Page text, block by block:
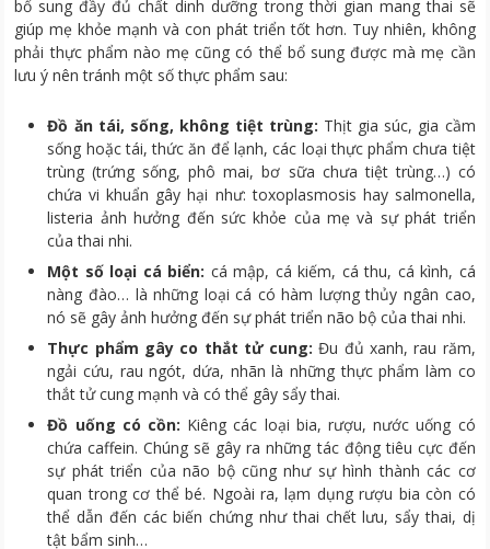
bổ sung đầy đủ chất dinh dưỡng trong thời gian mang thai sẽ
giúp mẹ khỏe mạnh và con phát triển tốt hơn. Tuy nhiên, không
phải thực phẩm nào mẹ cũng có thể bổ sung được mà mẹ cần
lưu ý nên tránh một số thực phẩm sau:
Đồ ăn tái, sống, không tiệt trùng: Thịt gia súc, gia cầm
sống hoặc tái, thức ăn để lạnh, các loại thực phẩm chưa tiệt
trùng (trứng sống, phô mai, bơ sữa chưa tiệt trùng…) có
chứa vi khuẩn gây hại như: toxoplasmosis hay salmonella,
listeria ảnh hưởng đến sức khỏe của mẹ và sự phát triển
của thai nhi.
Một số loại cá biển: cá mập, cá kiếm, cá thu, cá kình, cá
nàng đào… là những loại cá có hàm lượng thủy ngân cao,
nó sẽ gây ảnh hưởng đến sự phát triển não bộ của thai nhi.
Thực phẩm gây co thắt tử cung: Đu đủ xanh, rau răm,
ngải cứu, rau ngót, dứa, nhãn là những thực phẩm làm co
thắt tử cung mạnh và có thể gây sẩy thai.
Đồ uống có cồn: Kiêng các loại bia, rượu, nước uống có
chứa caffein. Chúng sẽ gây ra những tác động tiêu cực đến
sự phát triển của não bộ cũng như sự hình thành các cơ
quan trong cơ thể bé. Ngoài ra, lạm dụng rượu bia còn có
thể dẫn đến các biến chứng như thai chết lưu, sẩy thai, dị
tật bẩm sinh…